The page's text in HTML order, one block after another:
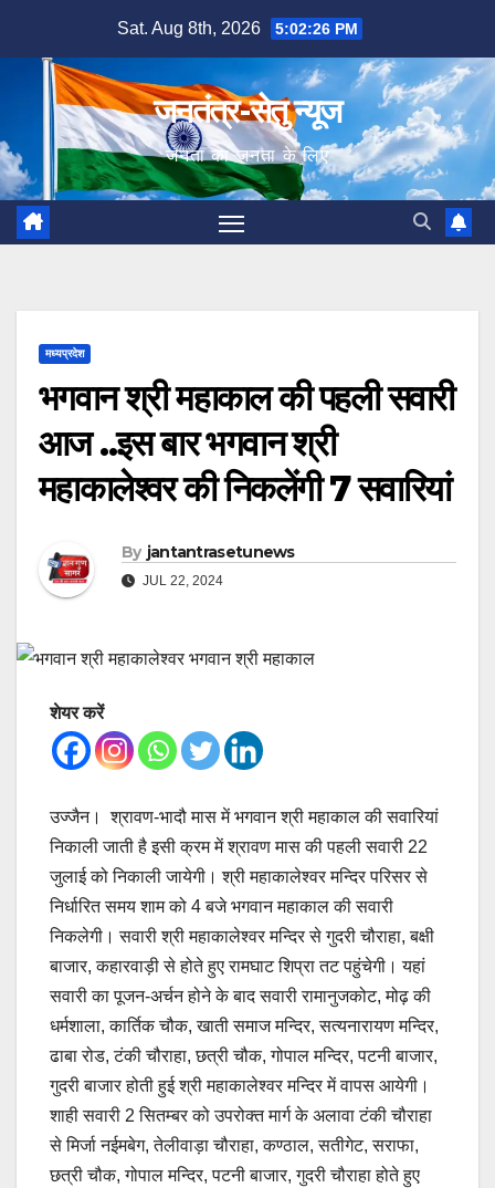
content
Sat. Aug 8th, 2026 5:02:27 PM
जनतंत्र-सेतु न्यूज
जनता का जनता के लिए
मध्यप्रदेश
भगवान श्री महाकाल की पहली सवारी
आज ..इस बार भगवान श्री
महाकालेश्वर की निकलेंगी 7 सवारियां
By jantantrasetunews
JUL 22, 2024
शेयर करें
उज्जैन। श्रावण-भादौ मास में भगवान श्री महाकाल की सवारियां
निकाली जाती है इसी क्रम में श्रावण मास की पहली सवारी 22
जुलाई को निकाली जायेगी। श्री महाकालेश्वर मन्दिर परिसर से
निर्धारित समय शाम को 4 बजे भगवान महाकाल की सवारी
निकलेगी। सवारी श्री महाकालेश्वर मन्दिर से गुदरी चौराहा, बक्षी
बाजार, कहारवाड़ी से होते हुए रामघाट शिप्रा तट पहुंचेगी। यहां
सवारी का पूजन-अर्चन होने के बाद सवारी रामानुजकोट, मोढ़ की
धर्मशाला, कार्तिक चौक, खाती समाज मन्दिर, सत्यनारायण मन्दिर,
ढाबा रोड, टंकी चौराहा, छत्री चौक, गोपाल मन्दिर, पटनी बाजार,
गुदरी बाजार होती हुई श्री महाकालेश्वर मन्दिर में वापस आयेगी।
शाही सवारी 2 सितम्बर को उपरोक्त मार्ग के अलावा टंकी चौराहा
से मिर्जा नईमबेग, तेलीवाड़ा चौराहा, कण्ठाल, सतीगेट, सराफा,
छत्री चौक, गोपाल मन्दिर, पटनी बाजार, गुदरी चौराहा होते हुए